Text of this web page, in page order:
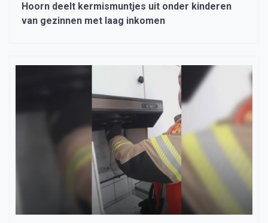
Hoorn deelt kermismuntjes uit onder kinderen
van gezinnen met laag inkomen